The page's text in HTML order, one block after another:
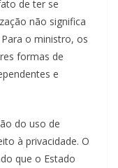
de ter se
não significa
o ministro, os
formas de
e
do uso de
à privacidade. O
que o Estado